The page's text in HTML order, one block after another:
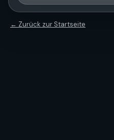
← Zurück zur Startseite